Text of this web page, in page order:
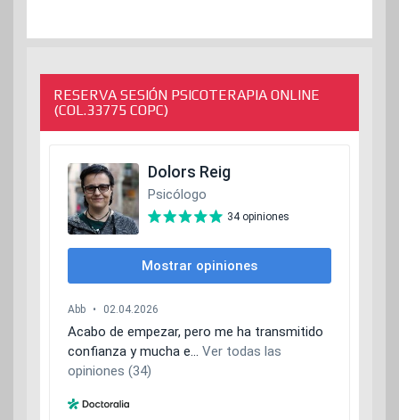
RESERVA SESIÓN PSICOTERAPIA ONLINE
(COL.33775 COPC)